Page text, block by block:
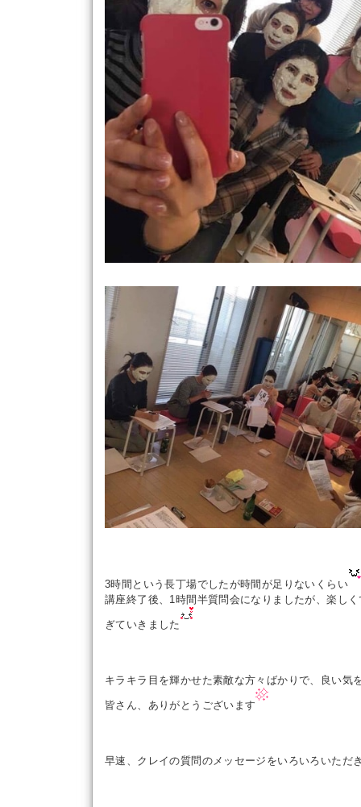
3時間という長丁場でしたが時間が足りないくらい
講座終了後、1時間半質問会になりましたが、楽し
ぎていきました
キラキラ目を輝かせた素敵な方々ばかりで、良い気
皆さん、ありがとうございます
早速、クレイの質問のメッセージをいろいろいただ